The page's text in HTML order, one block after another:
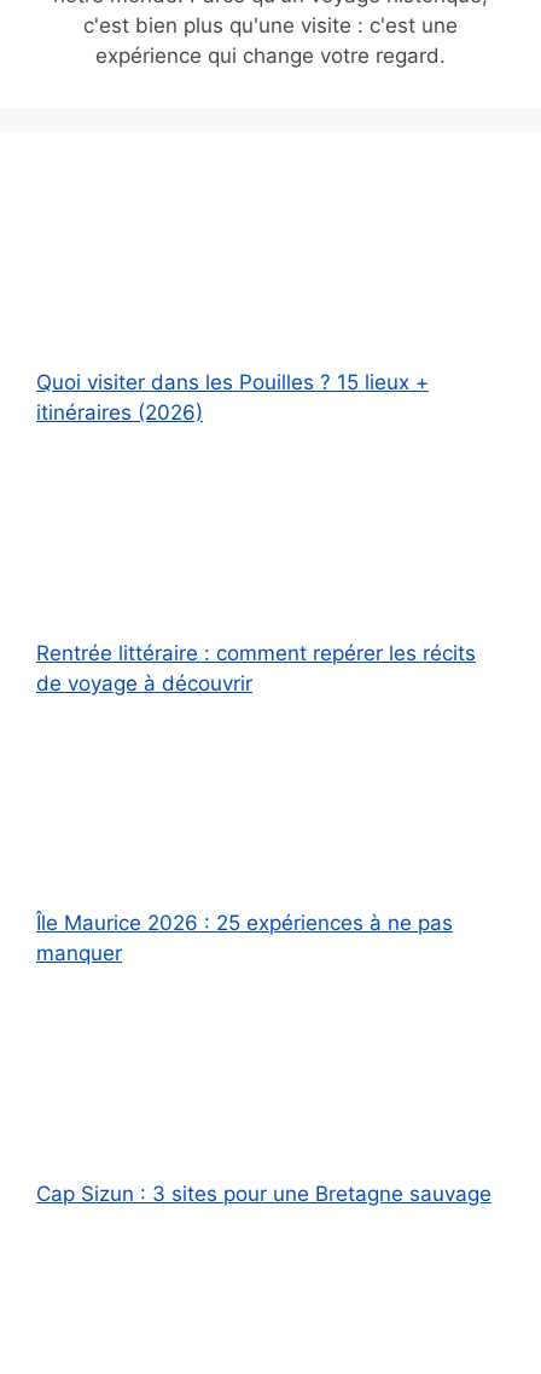
c'est bien plus qu'une visite : c'est une
expérience qui change votre regard.
Quoi visiter dans les Pouilles ? 15 lieux +
itinéraires (2026)
Rentrée littéraire : comment repérer les récits
de voyage à découvrir
Île Maurice 2026 : 25 expériences à ne pas
manquer
Cap Sizun : 3 sites pour une Bretagne sauvage